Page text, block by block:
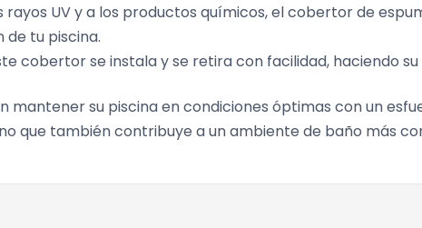
rayos UV y a los productos químicos, el cobertor de
tu piscina.
cobertor se instala y se retira con facilidad, haciendo
mantener su piscina en condiciones óptimas con un
que también contribuye a un ambiente de baño más